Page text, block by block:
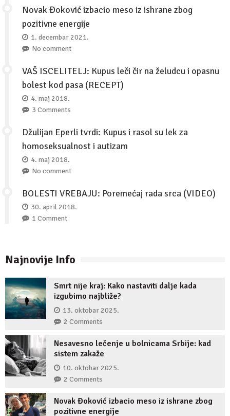
Novak Đoković izbacio meso iz ishrane zbog
pozitivne energije
1. decembar 2021.
No comment
VAŠ ISCELITELJ: Kupus leči čir na želudcu i opasnu
bolest kod pasa (RECEPT)
4. maj 2018.
3 Comments
Džulijan Eperli tvrdi: Kupus i rasol su lek za
homoseksualnost i autizam
4. maj 2018.
No comment
BOLESTI VREBAJU: Poremećaj rada srca (VIDEO)
30. april 2018.
1 Comment
Najnovije Info
Smrt nije kraj: Kako nastaviti dalje kada
izgubimo najbliže?
13. oktobar 2025.
2 Comments
Nesavesno lečenje u bolnicama Srbije: kad
sistem zakaže
10. oktobar 2025.
2 Comments
Novak Đoković izbacio meso iz ishrane zbog
pozitivne energije